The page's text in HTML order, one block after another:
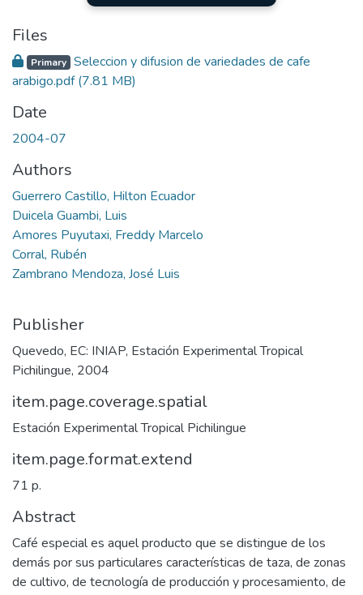
Files
Primary Seleccion y difusion de variedades de cafe
arabigo.pdf(7.81 MB)
Date
2004-07
Authors
Guerrero Castillo, Hilton Ecuador
Duicela Guambi, Luis
Amores Puyutaxi, Freddy Marcelo
Corral, Rubén
Zambrano Mendoza, José Luis
Publisher
Quevedo, EC: INIAP, Estación Experimental Tropical
Pichilingue, 2004
item.page.coverage.spatial
Estación Experimental Tropical Pichilingue
item.page.format.extend
71 p.
Abstract
Café especial es aquel producto que se distingue de los
demás por sus particulares características de taza, de zonas
de cultivo, de tecnología de producción y procesamiento, de